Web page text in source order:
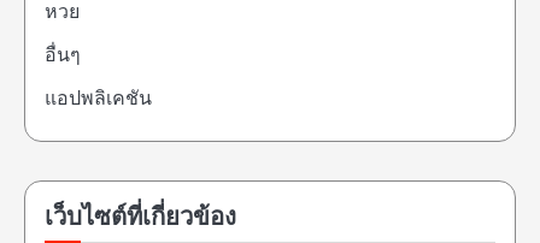
หวย
อื่นๆ
แอปพลิเคชัน
เว็บไซต์ที่เกี่ยวข้อง